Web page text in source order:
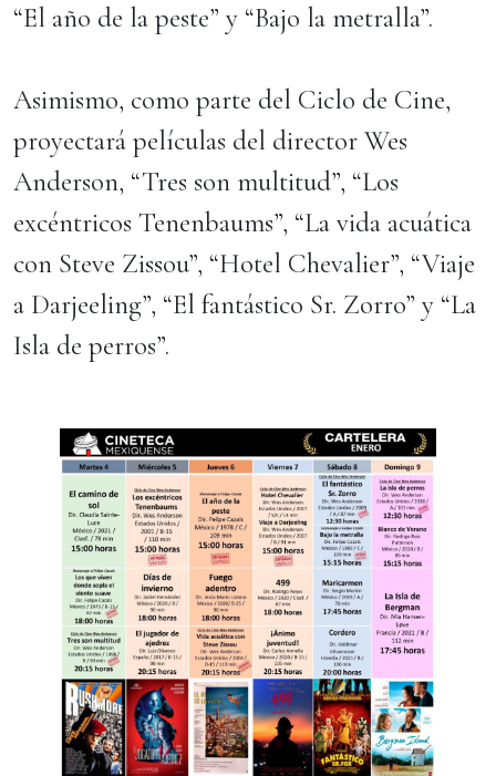
“El año de la peste” y “Bajo la metralla”.
Asimismo, como parte del Ciclo de Cine,
proyectará películas del director Wes
Anderson, “Tres son multitud”, “Los
excéntricos Tenenbaums”, “La vida acuática
con Steve Zissou”, “Hotel Chevalier”, “Viaje
a Darjeeling”, “El fantástico Sr. Zorro” y “La
Isla de perros”.